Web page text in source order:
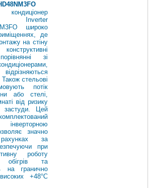
кондиціонер
широко
де
на стіну
зі
стельові
потік
або стелі,
від ризику
застуди. Цей
значно
за
при
роботу
обігрів та
на гранично
+48°C